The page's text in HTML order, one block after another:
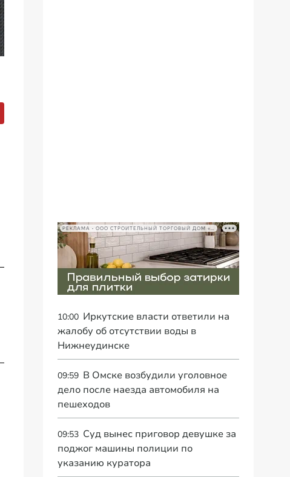
10:00 Иркутские власти ответили на
жалобу об отсутствии воды в
Нижнеудинске
09:59 В Омске возбудили уголовное
дело после наезда автомобиля на
пешеходов
09:53 Суд вынес приговор девушке за
поджог машины полиции по
указанию куратора